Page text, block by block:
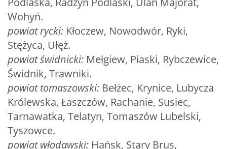
Wohyń.
powiat rycki: Kłoczew, Nowodwór, Ryki,
Stężyca, Ułęż.
powiat świdnicki: Mełgiew, Piaski, Rybczewice,
Świdnik, Trawniki.
powiat tomaszowski: Bełżec, Krynice, Lubycza
Królewska, Łaszczów, Rachanie, Susiec,
Tarnawatka, Telatyn, Tomaszów Lubelski,
Tyszowce.
powiat włodawski: Hańsk, Stary Brus,